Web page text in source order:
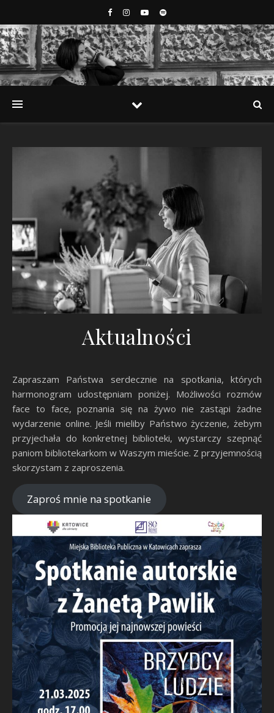
Aktualności
Zapraszam Państwa serdecznie na spotkania, których
harmonogram udostępniam poniżej. Możliwości rozmów
face to face, poznania się na żywo nie zastąpi żadne
wydarzenie online. Jeśli mieliby Państwo życzenie, żebym
przyjechała do konkretnej biblioteki, wystarczy szepnąć
paniom bibliotekarkom w Waszym mieście. Z przyjemnością
skorzystam z zaproszenia.
Zaproś mnie na spotkanie